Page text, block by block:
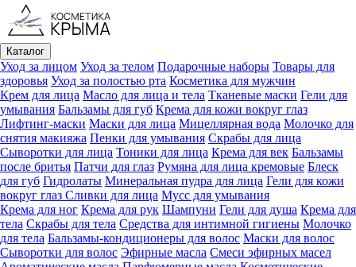
Каталог
Уход за лицом Уход за телом Подарочные наборы Товары для
здоровья Уход за полостью рта Косметика для мужчин
Крем для лица Масло для лица и тела Тканевые маски Гели для
умывания Бальзамы для губ Крема для кожи вокруг глаз
Лифтинг-маски Маски для лица Мицеллярная вода Молочко для
снятия макияжа Пенки для умывания Скрабы для лица
Сыворотки для лица Тоники для лица Крема для век Бальзамы
после бритья Патчи для глаз Румяна для лица кремовые Блеск
для губ Гидролаты Минеральная пудра для лица Гели для кожи
вокруг глаз Сливки для лица Мусс для умывания
Крема для ног Крема для рук Шампуни Гели для душа Крема для
тела Скрабы для тела Средства для интимной гигиены Молочко
для тела Бальзамы-кондиционеры для волос Маски для волос
Сыворотки для волос Эфирные масла Смеси эфирных масел